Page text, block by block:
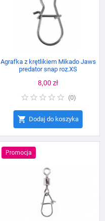
Agrafka z krętlikiem Mikado Jaws
predator snap roz.XS
Cena
8,00 zł
(0)
 Dodaj do koszyka
Promocja